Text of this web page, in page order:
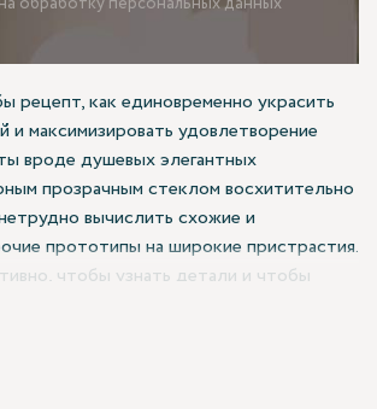
НЕ ПРИНИМАЮ
рецепт, как единовременно украсить
и максимизировать удовлетворение
вроде душевых элегантных
прозрачным стеклом восхитительно
вычислить схожие и
прототипы на широкие пристрастия.
чтобы узнать детали и чтобы